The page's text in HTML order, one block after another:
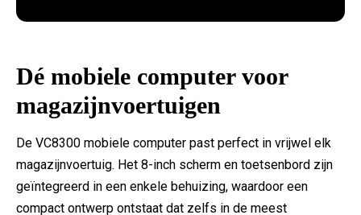
Dé mobiele computer voor
magazijnvoertuigen
De VC8300 mobiele computer past perfect in vrijwel elk
magazijnvoertuig. Het 8-inch scherm en toetsenbord zijn
geïntegreerd in een enkele behuizing, waardoor een
compact ontwerp ontstaat dat zelfs in de meest